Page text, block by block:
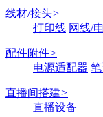
线材/接头>
打印线 网线/
配件附件>
电源适配器
直播间搭建>
直播设备